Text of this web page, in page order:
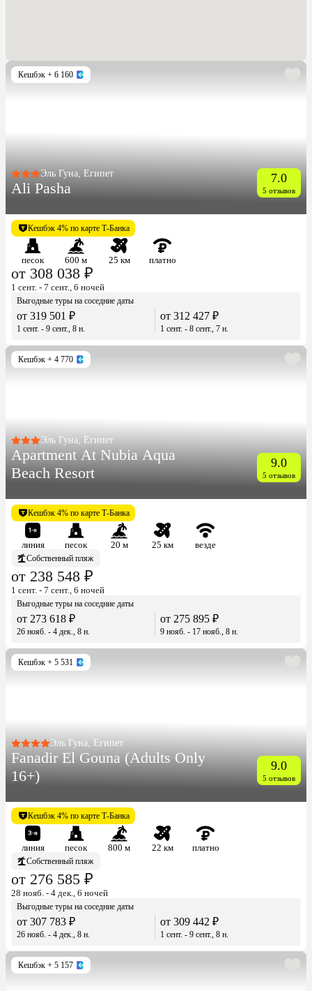
Кешбэк + 6 160
Эль Гуна, Египет
Ali Pasha
7.0
5 отзывов
Кешбэк 4% по карте Т-Банка
песок 600 м 25 км платно
от 308 038 ₽
1 сент. - 7 сент., 6 ночей
Выгодные туры на соседние даты
от 319 501 ₽
1 сент. - 9 сент., 8 н.
от 312 427 ₽
1 сент. - 8 сент., 7 н.
Кешбэк + 4 770
Эль Гуна, Египет
Apartment At Nubia Aqua
Beach Resort
9.0
5 отзывов
Кешбэк 4% по карте Т-Банка
линия песок 20 м 25 км
везде
Собственный пляж
от 238 548 ₽
1 сент. - 7 сент., 6 ночей
Выгодные туры на соседние даты
от 273 618 ₽
26 нояб. - 4 дек., 8 н.
от 275 895 ₽
9 нояб. - 17 нояб., 8 н.
Кешбэк + 5 531
Эль Гуна, Египет
Fanadir El Gouna (Adults Only
16+)
9.0
5 отзывов
Кешбэк 4% по карте Т-Банка
линия песок 800 м 22 км
платно
Собственный пляж
от 276 585 ₽
28 нояб. - 4 дек., 6 ночей
Выгодные туры на соседние даты
от 307 783 ₽
26 нояб. - 4 дек., 8 н.
от 309 442 ₽
1 сент. - 9 сент., 8 н.
Кешбэк + 5 157